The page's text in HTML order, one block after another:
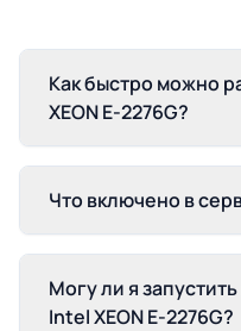
Как быстро можно
XEON E-2276G?
Что включено в
Могу ли я
Intel XEON E-2276G?